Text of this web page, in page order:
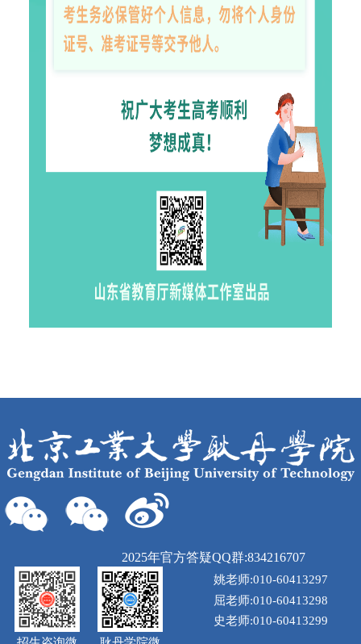
2025年官方答疑QQ群:834216707
姚老师:010-60413297
屈老师:010-60413298
史老师:010-60413299